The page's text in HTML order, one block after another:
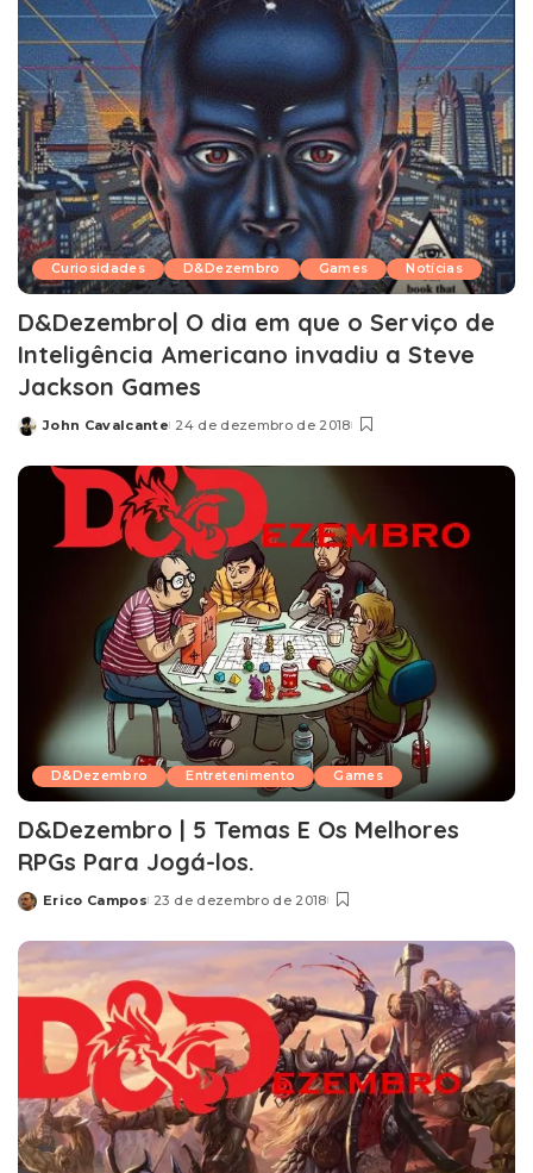
Curiosidades D&Dezembro Games Notícias
D&Dezembro| O dia em que o Serviço de
Inteligência Americano invadiu a Steve
Jackson Games
Posted
John Cavalcante 24 de dezembro de 2018
D&Dezembro Entretenimento Games
D&Dezembro | 5 Temas E Os Melhores
RPGs Para Jogá-los.
Posted
Erico Campos 23 de dezembro de 2018